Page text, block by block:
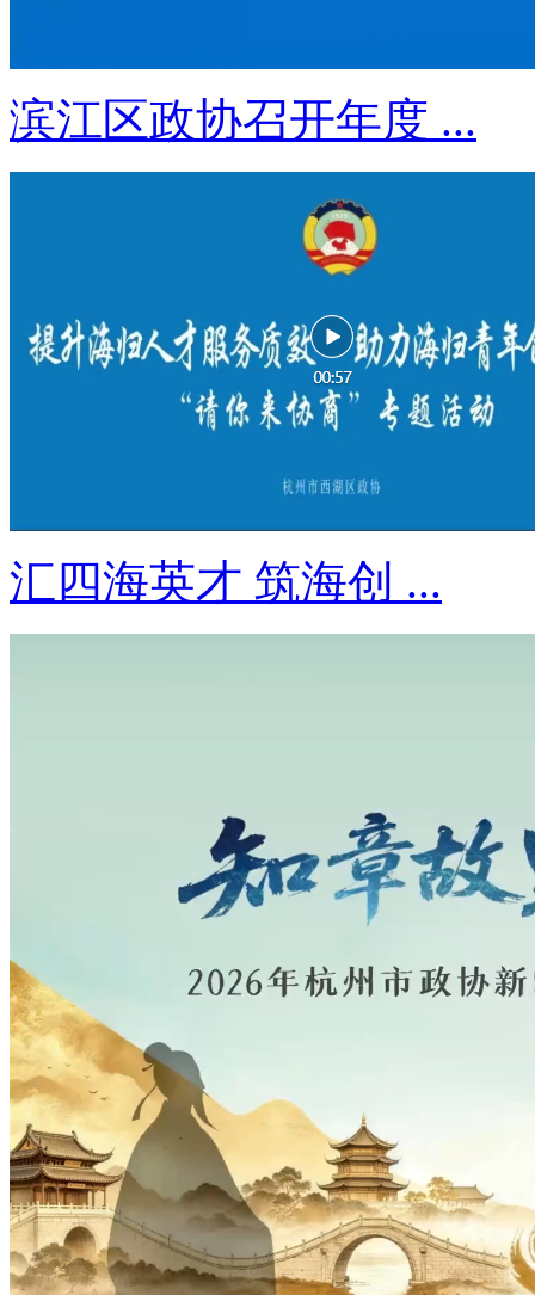
滨江区政协召开年度 ...
汇四海英才 筑海创 ...